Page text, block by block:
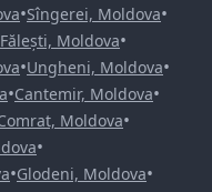
•Sîngerei, Moldova•
Fălești, Moldova•
•Ungheni, Moldova•
•Cantemir, Moldova•
Moldova•
•
•Glodeni, Moldova•